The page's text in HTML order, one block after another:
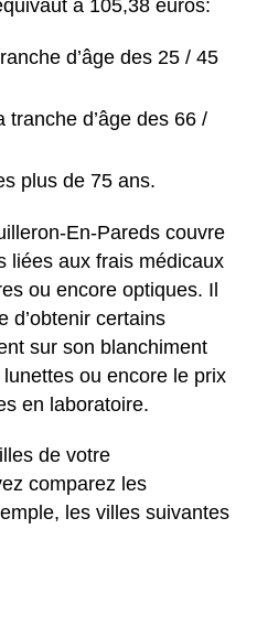
à 105,38 euros:
d’âge des 25 / 45
tranche d’âge des 66 /
plus de 75 ans.
En-Pareds couvre
liées aux frais médicaux
ou encore optiques. Il
d’obtenir certains
sur son blanchiment
ou encore le prix
en laboratoire.
de votre
comparez les
les villes suivantes